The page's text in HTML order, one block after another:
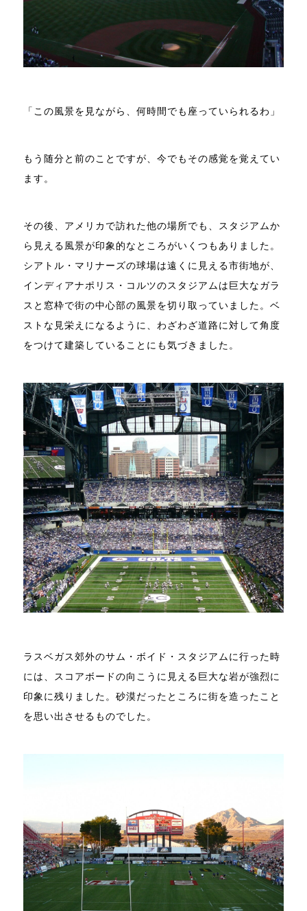
「この風景を見ながら、何時間でも座っていられるわ」
もう随分と前のことですが、今でもその感覚を覚えてい
ます。
その後、アメリカで訪れた他の場所でも、スタジアムか
ら見える風景が印象的なところがいくつもありました。
シアトル・マリナーズの球場は遠くに見える市街地が、
インディアナポリス・コルツのスタジアムは巨大なガラ
スと窓枠で街の中心部の風景を切り取っていました。ベ
ストな見栄えになるように、わざわざ道路に対して角度
をつけて建築していることにも気づきました。
ラスベガス郊外のサム・ボイド・スタジアムに行った時
には、スコアボードの向こうに見える巨大な岩が強烈に
印象に残りました。砂漠だったところに街を造ったこと
を思い出させるものでした。